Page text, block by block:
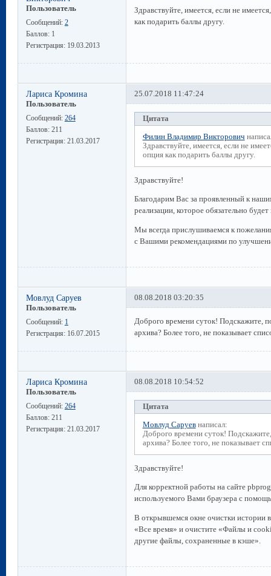
Пользователь
Сообщений: 2
Баллов: 1
Регистрация: 19.03.2013
Здравствуйте, имеется, если не
как подарить баллы другу.
Лариса Кромина
Пользователь
Сообщений: 264
Баллов: 211
Регистрация: 21.03.2017
25.07.2018 11:47:24
Цитата
Филин Владимир Викторович
Здравствуйте, имеется, если не
опция как подарить баллы другу.
Здравствуйте!
Благодарим Вас за проявленный к
реализации, которое обязательно
Мы всегда прислушиваемся к
с Вашими рекомендациями по
Мовлуд Саруев
Пользователь
Сообщений: 1
Регистрация: 16.07.2015
08.08.2018 03:20:35
Доброго времени суток! Подскажите,
архива? Более того, не показывает
Лариса Кромина
Пользователь
Сообщений: 264
Баллов: 211
Регистрация: 21.03.2017
08.08.2018 10:54:52
Цитата
Мовлуд Саруевнаписал:
Доброго времени суток!
архива? Более того, не показывает
Здравствуйте!
Для корректной работы на сайте
используемого Вами браузера с
В открывшемся окне очистки истории
«Все время» и очистите «Файлы и
другие файлы, сохраненные в кэше».